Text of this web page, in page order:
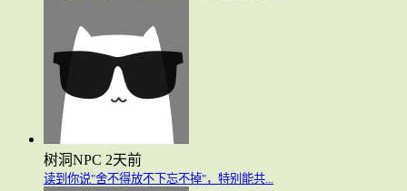
树洞NPC 2天前
读到你说"舍不得放不下忘不掉"，特别能共...